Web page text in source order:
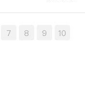
7 8 9
10